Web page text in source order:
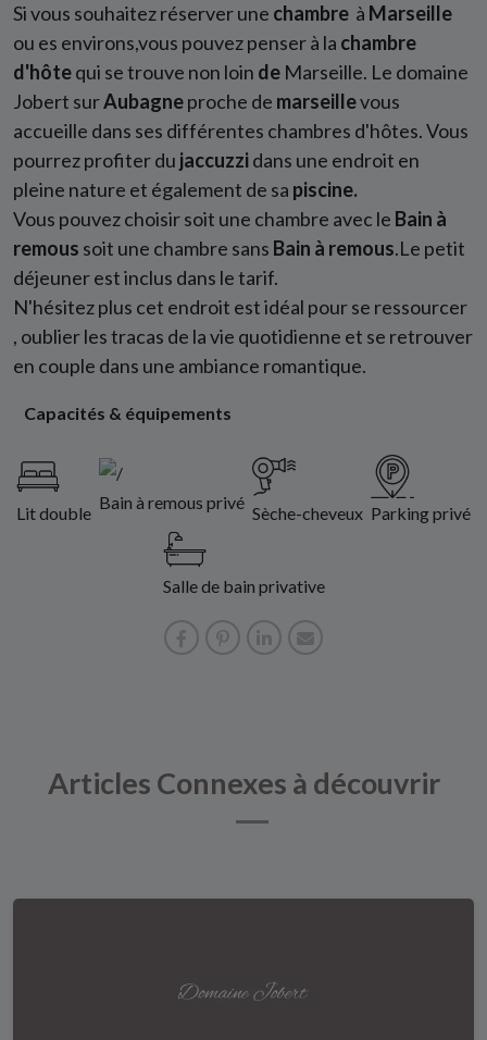
Si vous souhaitez réserver une chambre à Marseille
ou es environs,vous pouvez penser à la chambre
d'hôtequi se trouve non loin de Marseille. Le domaine
Jobert surAubagneproche de marseillevous
accueille dans ses différentes chambres d'hôtes. Vous
pourrez profiter du jaccuzzidans une endroit en
pleine nature et également de sa piscine.
Vous pouvez choisir soit une chambre avec le Bain à
remous soit une chambre sans Bain à remous.Le petit
déjeuner est inclus dans le tarif.
N'hésitez plus cet endroit est idéal pour se ressourcer
, oublier les tracas de la vie quotidienne et se retrouver
en couple dans une ambiance romantique.
Capacités & équipements
Lit double
Bain à remous privé
Sèche-cheveux Parking privé
Salle de bain privative
Articles Connexes à découvrir